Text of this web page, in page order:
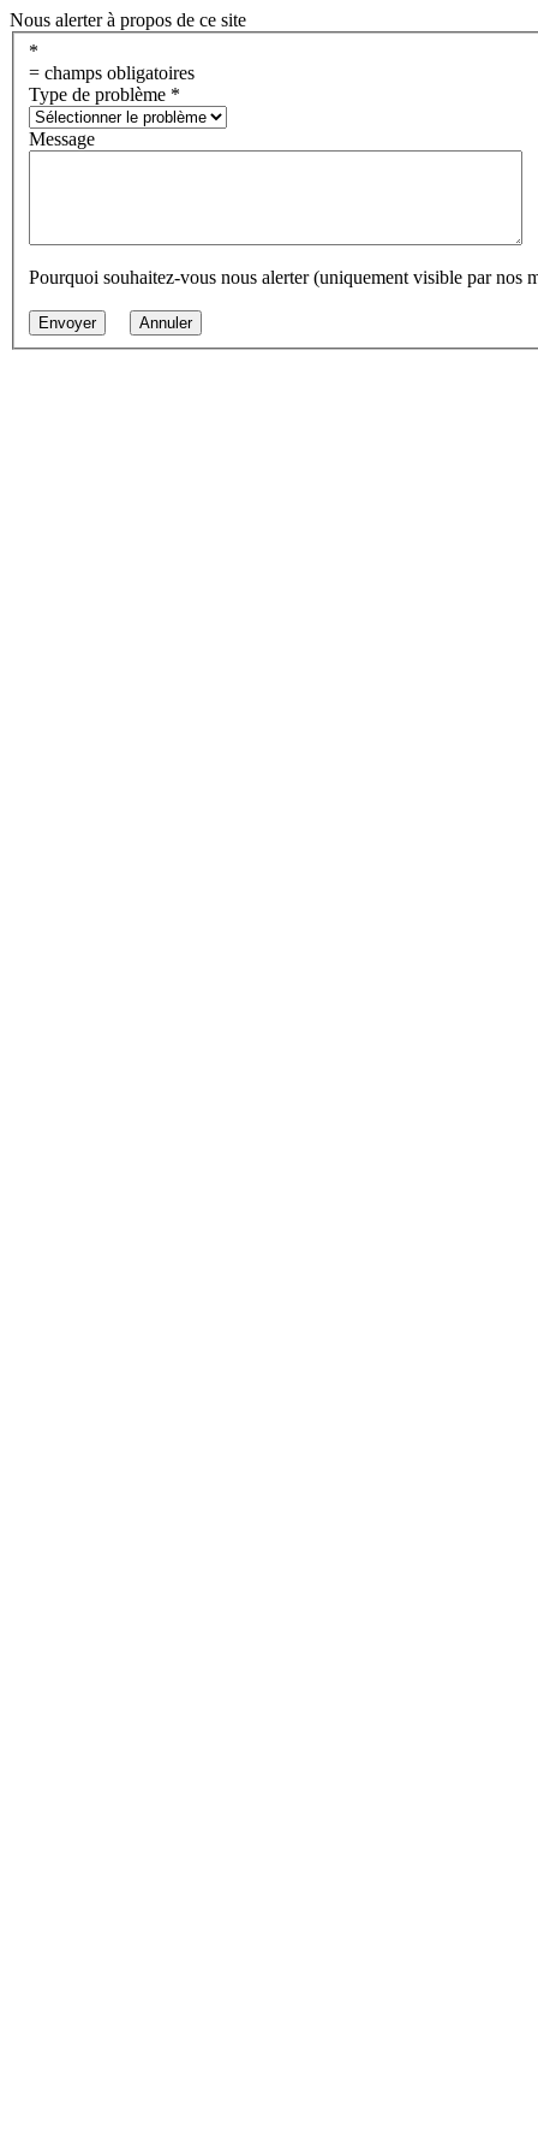
Nous alerter à propos de ce site
*
= champs obligatoires
Type de problème *
Message
Pourquoi souhaitez-vous nous alerter (uniquement visible par nos